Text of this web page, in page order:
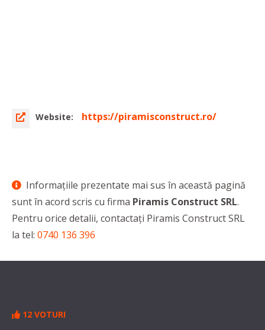
Website: https://piramisconstruct.ro/
Informaţiile prezentate mai sus în această pagină
sunt în acord scris cu firma Piramis Construct SRL.
Pentru orice detalii, contactaţi Piramis Construct SRL
la tel: 0740 136 396
12 VOTURI